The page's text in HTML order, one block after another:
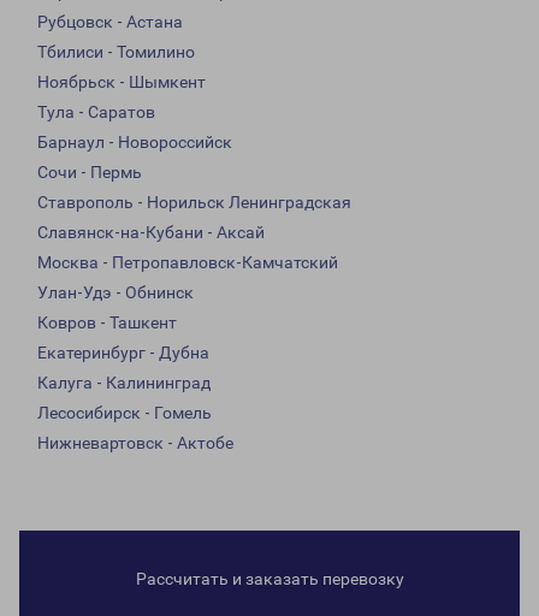
Рубцовск - Астана
Тбилиси - Томилино
Ноябрьск - Шымкент
Тула - Саратов
Барнаул - Новороссийск
Сочи - Пермь
Ставрополь - Норильск Ленинградская
Славянск-на-Кубани - Аксай
Москва - Петропавловск-Камчатский
Улан-Удэ - Обнинск
Ковров - Ташкент
Екатеринбург - Дубна
Калуга - Калининград
Лесосибирск - Гомель
Нижневартовск - Актобе
Рассчитать и заказать перевозку